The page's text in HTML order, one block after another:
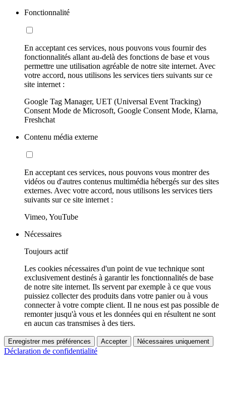
Fonctionnalité
En acceptant ces services, nous pouvons vous fournir des
fonctionnalités allant au-delà des fonctions de base et vous
permettre une utilisation agréable de notre site internet. Avec
votre accord, nous utilisons les services tiers suivants sur ce
site internet :
Google Tag Manager, UET (Universal Event Tracking)
Consent Mode de Microsoft, Google Consent Mode, Klarna,
Freshchat
Contenu média externe
En acceptant ces services, nous pouvons vous montrer des
vidéos ou d'autres contenus multimédia hébergés sur des sites
externes. Avec votre accord, nous utilisons les services tiers
suivants sur ce site internet :
Vimeo, YouTube
Nécessaires
Toujours actif
Les cookies nécessaires d'un point de vue technique sont
exclusivement destinés à garantir les fonctionnalités de base
de notre site internet. Ils servent par exemple à ce que vous
puissiez collecter des produits dans votre panier ou à vous
connecter à votre compte client. Il ne nous est pas possible de
remonter jusqu'à vous et les données qui en résultent ne sont
en aucun cas transmises à des tiers.
Enregistrer mes préférences Accepter Nécessaires uniquement
Déclaration de confidentialité